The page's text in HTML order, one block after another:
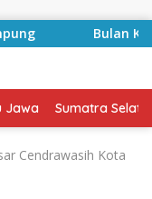
Bulan
Jawa Sumatra
Cendrawasih Kota